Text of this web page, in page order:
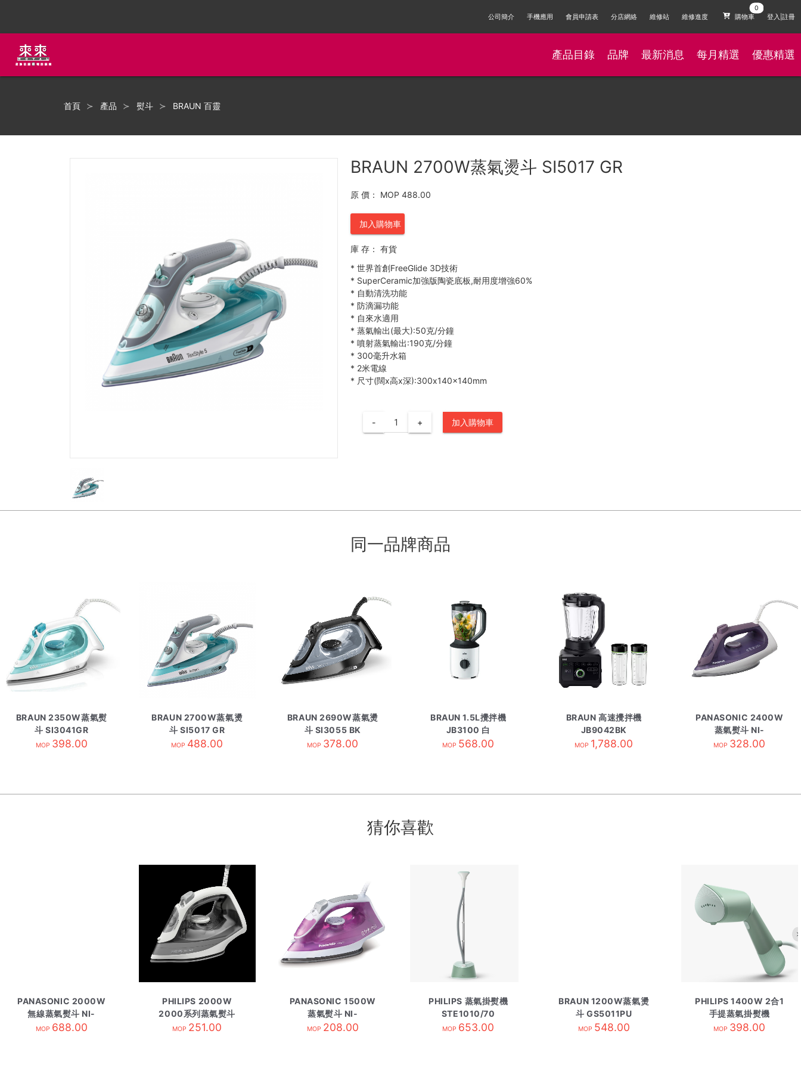
公司簡介 手機應用 會員申請表 分店網絡 維修站 維修進度 購物車 登入|註冊
產品目錄 品牌 最新消息 每月精選 優惠精選
首頁 產品 熨斗 BRAUN 百靈
BRAUN 2700W蒸氣燙斗 SI5017 GR
原 價： MOP 488.00
加入購物車
庫 存：
有貨
* 世界首創FreeGlide 3D技術
* SuperCeramic加強版陶瓷底板,耐用度增強60%
* 自動清洗功能
* 防滴漏功能
* 自來水適用
* 蒸氣輸出(最大):50克/分鐘
* 噴射蒸氣輸出:190克/分鐘
* 300毫升水箱
* 2米電線
* 尺寸(闊x高x深):300x140x140mm
- + 加入購物車
同一品牌商品
BRAUN 2350W蒸氣熨
斗 SI3041GR
MOP 398.00
BRAUN 2700W蒸氣燙
斗 SI5017 GR
MOP 488.00
BRAUN 2690W蒸氣燙
斗 SI3055 BK
MOP 378.00
BRAUN 1.5L攪拌機
JB3100 白
MOP 568.00
BRAUN 高速攪拌機
JB9042BK
MOP 1,788.00
PANASONIC 2400W
蒸氣熨斗 NI-
S630VSD/紫
MOP 328.00
猜你喜歡
PANASONIC 2000W
無線蒸氣熨斗 NI-
WL55
MOP 688.00
PHILIPS 2000W
2000系列蒸氣熨斗
DST2020/80 灰色
MOP 251.00
PANASONIC 1500W
蒸氣熨斗 NI-
M250T/PK粉紅
MOP 208.00
PHILIPS 蒸氣掛熨機
STE1010/70
MOP 653.00
BRAUN 1200W蒸氣燙
斗 GS5011PU
MOP 548.00
PHILIPS 1400W 2合1
手提蒸氣掛熨機
STH5010/70 淺綠色
MOP 398.00